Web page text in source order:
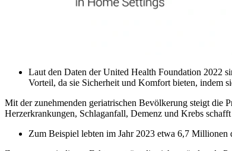
Laut den Daten der United Health Foundation 2022
Vorteil, da sie Sicherheit und Komfort bieten, indem
Mit der zunehmenden geriatrischen Bevölkerung steigt die
Herzerkrankungen, Schlaganfall, Demenz und Krebs
Zum Beispiel lebten im Jahr 2023 etwa 6,7